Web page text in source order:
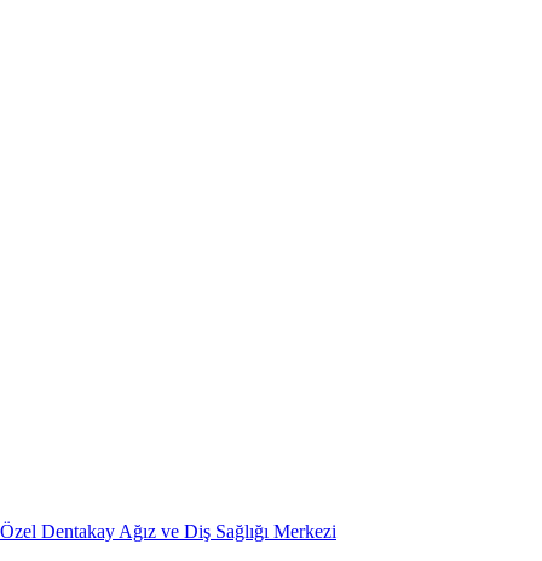
Özel Dentakay Ağız ve Diş Sağlığı Merkezi